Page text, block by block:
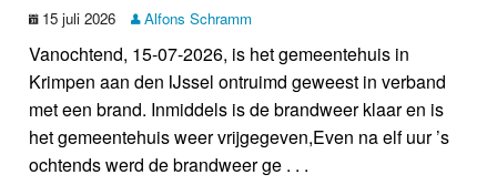
15 juli 2026 Alfons Schramm
Vanochtend, 15-07-2026, is het gemeentehuis in
Krimpen aan den IJssel ontruimd geweest in verband
met een brand. Inmiddels is de brandweer klaar en is
het gemeentehuis weer vrijgegeven,Even na elf uur ’s
ochtends werd de brandweer ge . . .